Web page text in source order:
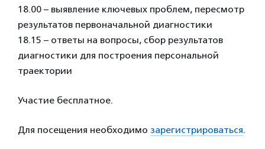
18.00 – выявление ключевых проблем, пересмотр
результатов первоначальной диагностики
18.15 – ответы на вопросы, сбор результатов
диагностики для построения персональной
траектории
Участие бесплатное.
Для посещения необходимо зарегистрироваться.